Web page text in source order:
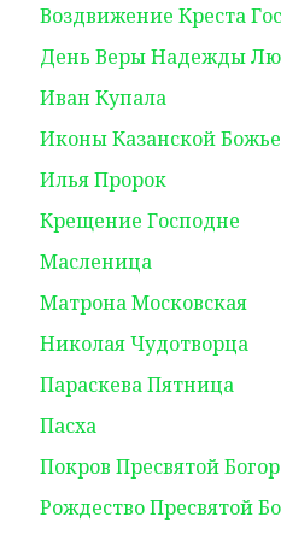
Воздвижение Креста
День Веры Надежды
Иван Купала
Иконы Казанской
Илья Пророк
Крещение Господне
Масленица
Матрона Московская
Николая Чудотворца
Параскева Пятница
Пасха
Покров Пресвятой
Рождество Пресвятой